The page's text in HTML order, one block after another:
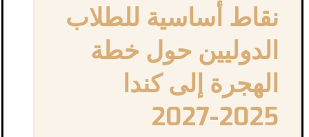
نقاط أساسية للطلاب
الدوليين حول خطة
الهجرة إلى كندا
2025-2027